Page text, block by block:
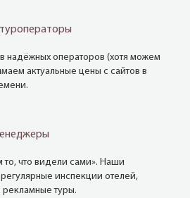
надёжных операторов (хотя можем
актуальные цены с сайтов в
что видели сами». Наши
инспекции отелей,
туры.